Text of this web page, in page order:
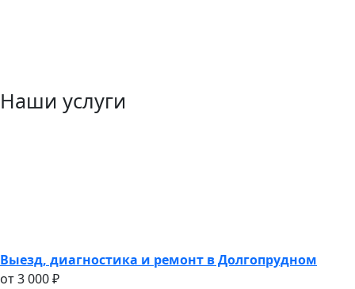
Наши услуги
Выезд, диагностика и ремонт в Долгопрудном
oт 3 000 ₽